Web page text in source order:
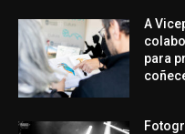
A
para